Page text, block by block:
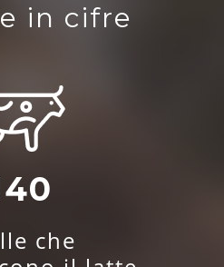
in cifre
che